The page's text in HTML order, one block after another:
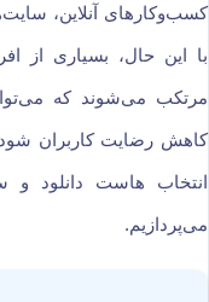
کسب‌وکارهای آنلاین،
با این حال، بسیاری از
مرتکب می‌شوند که
انتخاب هاست دانلود و
می‌پردازیم.